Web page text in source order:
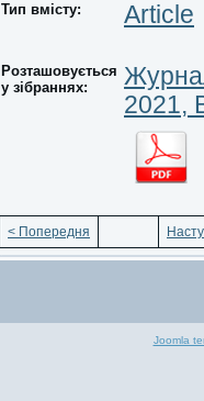
Тип вмісту: Article
Розташовується
у зібраннях:
2021,
< Попередня
Joomla